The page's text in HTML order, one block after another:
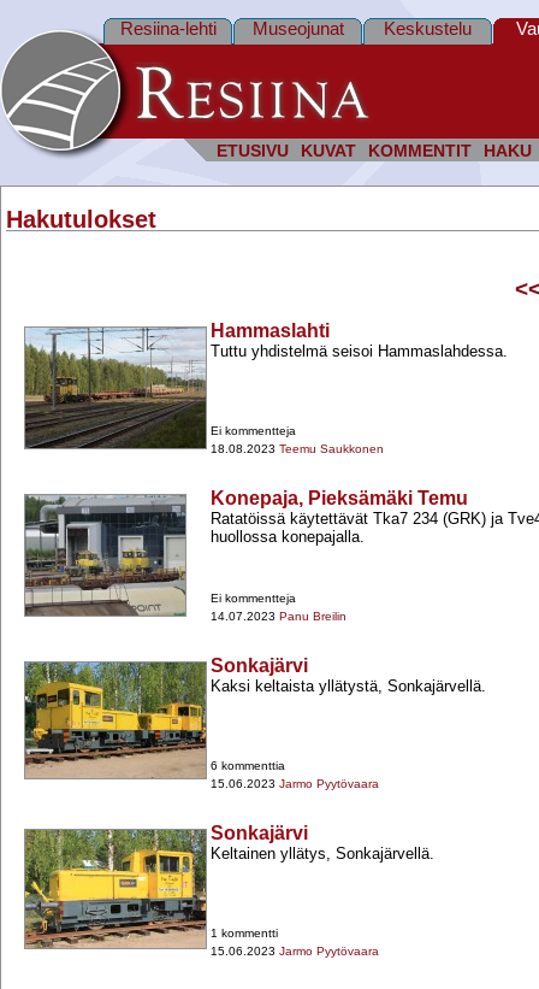
ETUSIVU KUVAT KOMMENTIT HAKU
Resiina-lehti Museojunat Keskustelu
Hakutulokset
Hammaslahti
Tuttu yhdistelmä seisoi Hammaslahdessa.
Ei kommentteja
18.08.2023 Teemu Saukkonen
Konepaja, Pieksämäki Temu
Ratatöissä käytettävät Tka7 234 (GRK) ja
huollossa konepajalla.
Ei kommentteja
14.07.2023 Panu Breilin
Sonkajärvi
Kaksi keltaista yllätystä, Sonkajärvellä.
6 kommenttia
15.06.2023 Jarmo Pyytövaara
Sonkajärvi
Keltainen yllätys, Sonkajärvellä.
1 kommentti
15.06.2023 Jarmo Pyytövaara